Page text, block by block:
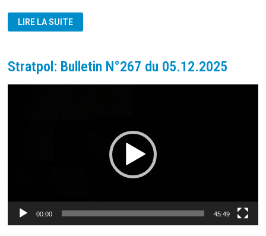
STRATPOL:
BULLETIN
LIRE LA SUITE
Stratpol: Bulletin N°267 du 05.12.2025
00:00 45:49